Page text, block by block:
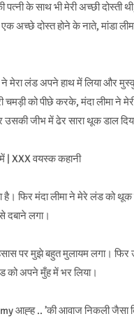
पत्नी के साथ भी मेरी अच्छी
अच्छे दोस्त होने के नाते, मांडा
ने मेरा लंड अपने हाथ में लिया और
को पीछे करके, मंदा लीमा ने मेरी
उसकी जीभ में ढेर सारा थूक डाल
| XXX वयस्क कहानी
है। फिर मंदा लीमा ने मेरे लंड को
दबाने लगा।
पर मुझे बहुत मुलायम लगा।
को अपने मुँह में भर लिया।
आह्ह .. ’की आवाज निकली जैसा